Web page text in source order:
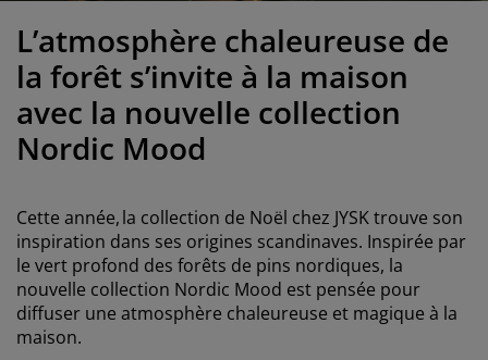
robes
de chambre à coucher
enfant
superposés
entretien meubles
pour vitrage
d'extérieur
d’enfant
et repasser
pour animaux de compagnie
L’atmosphère chaleureuse de
la forêt s’invite à la maison
avec la nouvelle collection
Nordic Mood
Cette année, la collection de Noël chez JYSK trouve son
inspiration dans ses origines scandinaves. Inspirée par
le vert profond des forêts de pins nordiques, la
nouvelle collection Nordic Mood est pensée pour
diffuser une atmosphère chaleureuse et magique à la
maison.